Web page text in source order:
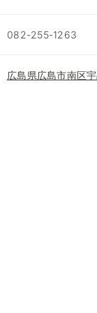
082-255-1263
広島県広島市南区